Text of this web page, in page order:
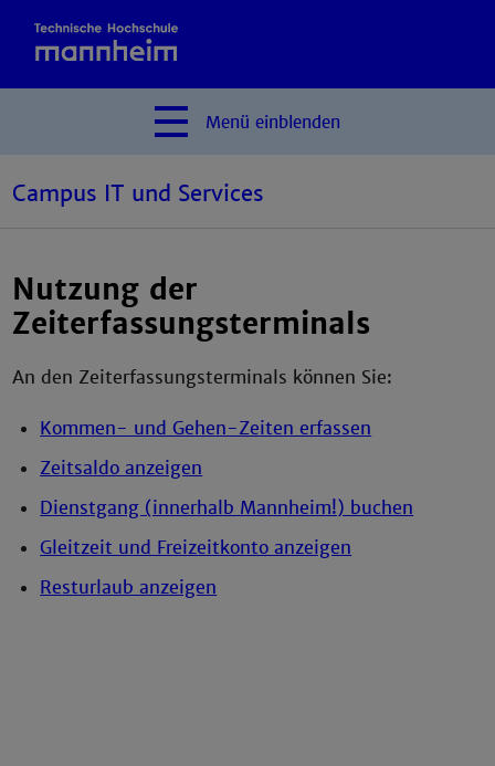
Menü einblenden
Campus IT und Services
Nutzung der
Zeiterfassungsterminals
An den Zeiterfassungsterminals können Sie:
Kommen- und Gehen-Zeiten erfassen
Zeitsaldo anzeigen
Dienstgang (innerhalb Mannheim!) buchen
Gleitzeit und Freizeitkonto anzeigen
Resturlaub anzeigen